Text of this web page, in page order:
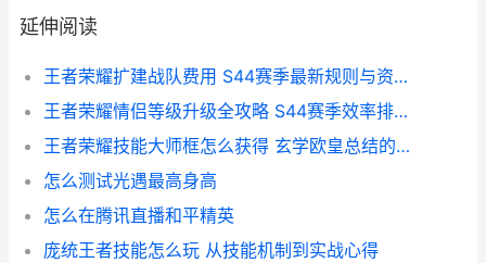
延伸阅读
王者荣耀扩建战队费用 S44赛季最新规则与资金变化速报
王者荣耀情侣等级升级全攻略 S44赛季效率排行与数据分析
王者荣耀技能大师框怎么获得 玄学欧皇总结的冷门技巧
怎么测试光遇最高身高
怎么在腾讯直播和平精英
庞统王者技能怎么玩 从技能机制到实战心得